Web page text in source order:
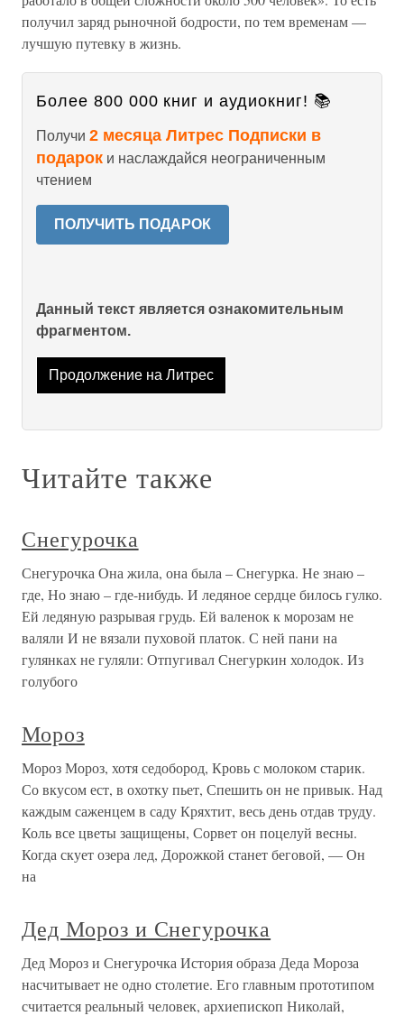
получил заряд рыночной бодрости, по тем временам —
лучшую путевку в жизнь.
Более 800 000 книг и аудиокниг! 📚
Получи 2 месяца Литрес Подписки в
подарок и наслаждайся неограниченным
чтением
ПОЛУЧИТЬ ПОДАРОК
Данный текст является ознакомительным
фрагментом.
Продолжение на Литрес
Читайте также
Снегурочка
Снегурочка Она жила, она была – Снегурка. Не знаю –
где, Но знаю – где-нибудь. И ледяное сердце билось гулко.
Ей ледяную разрывая грудь. Ей валенок к морозам не
валяли И не вязали пуховой платок. С ней пани на
гулянках не гуляли: Отпугивал Снегуркин холодок. Из
голубого
Мороз
Мороз Мороз, хотя седобород, Кровь с молоком старик.
Со вкусом ест, в охотку пьет, Спешить он не привык. Над
каждым саженцем в саду Кряхтит, весь день отдав труду.
Коль все цветы защищены, Сорвет он поцелуй весны.
Когда скует озера лед, Дорожкой станет беговой, — Он
на
Дед Мороз и Снегурочка
Дед Мороз и Снегурочка История образа Деда Мороза
насчитывает не одно столетие. Его главным прототипом
считается реальный человек, архиепископ Николай,